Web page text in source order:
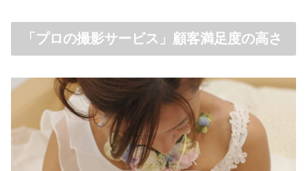
「プロの撮影サービス」顧客満足度の高さ